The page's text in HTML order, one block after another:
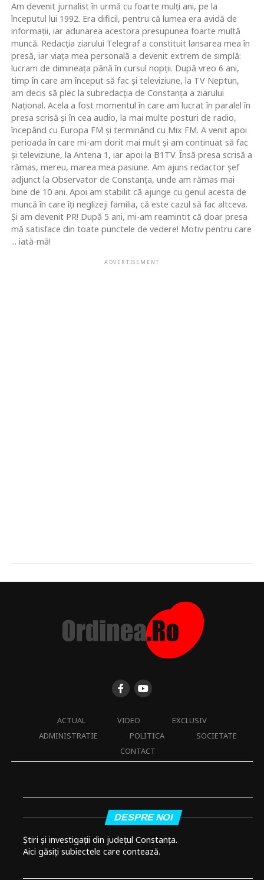
Am devenit jurnalist în urmă cu foarte mulţi ani, pe la
începutul lui 1992. Era dificil, pentru că lumea era avidă de
informaţii, iar adunarea acestora presupunea foarte multă
muncă. Redacţia ziarului Telegraf a constituit lansarea mea în
presă, iar viaţa mea personală a devenit extrem de simplă:
lucram de dimineaţa până în cursul nopţii. După vreo 6 ani,
timp în care am început să fac şi televiziune, la TV Neptun,
am decis să plec la subredacţia de Constanţa a ziarului
Naţional. Acela a fost momentul în care am lucrat în paralel în
presa scrisă şi în cea audio, la mai multe posturi de radio,
începând cu Europa FM şi terminând cu Mix FM. A venit apoi
perioada în care mi-am dorit mai mult şi am continuat să fac
şi televiziune, la Antena 1, iar apoi la B1TV. Însă presa scrisă a
rămas, mereu, marea mea pasiune. Am ajuns redactor şef
adjunct la Observator de Constanţa, unde am rămas mai
bine de 10 ani. Apoi am stabilit că ajunge cu genul acesta de
muncă în care îţi neglizeji familia, că este cazul să fac altceva.
Şi am devenit PR! După 5 ani, mi-am reamintit că doar presa
mă satisface din toate punctele de vedere! Motiv pentru care
... iată-mă!
ADVERTISEMENT
ACTUAL VIDEO
EXCLUSIV
ADMINISTRATIE
POLITICA
SOCIETATE
CONTACT
DESPRE NOI
Știri și investigații din județul Constanța.
Aici găsiți subiectele care contează.